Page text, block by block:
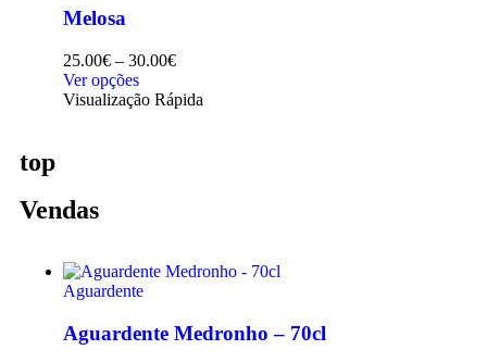
Melosa
25.00€ – 30.00€
Ver opções
Visualização Rápida
top
Vendas
Aguardente
Aguardente Medronho – 70cl